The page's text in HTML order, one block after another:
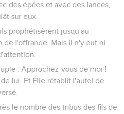
des épées et avec des lances,
sur eux.
prophétisèrent jusqu'au
de l'offrande. Mais il n'y eut ni
: Approchez-vous de moi !
lui. Et Élie rétablit l'autel de
le nombre des tribus des fils de